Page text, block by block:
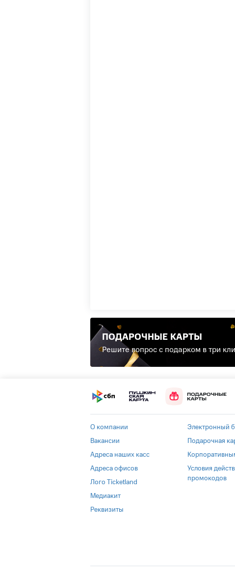
ПОДАРОЧНЫЕ КАРТЫ
Решите вопрос с подарком в три
О компании
Вакансии
Адреса наших касс
Адреса офисов
Лого Ticketland
Медиакит
Реквизиты
Электронный
Подарочная
Условия
промокодов